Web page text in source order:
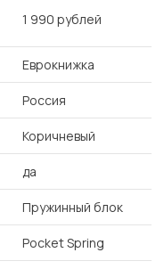
1 990 рублей
Еврокнижка
Россия
Коричневый
да
Пружинный блок
Pocket Spring